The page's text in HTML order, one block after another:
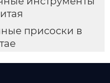
присоски в